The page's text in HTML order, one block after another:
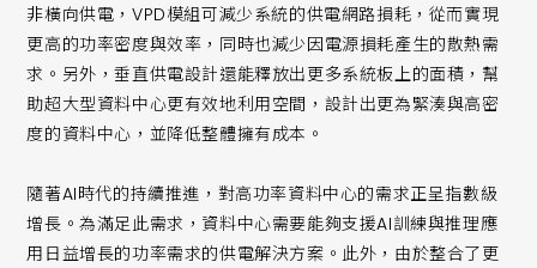
非橫向供電，VPD模組可減少系統的供電網路損耗，從而實現
更高的功率密度與效率，同時也減少因電源損耗產生的散熱需
求。另外，垂直供電設計還能釋放出更多系統板上的面積，幫
助超大型資料中心更有效地利用空間，設計出更為緊湊與高密
度的資料中心，並降低整體擁有成本。
隨著AI時代的持續推進，對高功率資料中心的需求正呈指數級
增長。為滿足此需求，資料中心需要能夠支援AI訓練與推理應
用日益增長的功率需求的供電解決方案。此外，由於整合了更